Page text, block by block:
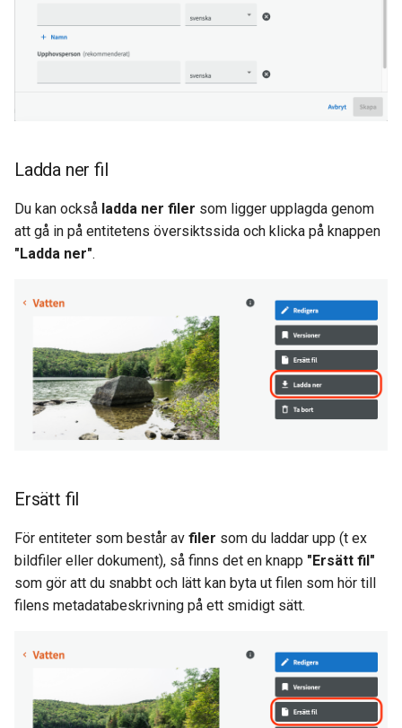
Ladda ner fil
Du kan också ladda ner filer som ligger upplagda genom
att gå in på entitetens översiktssida och klicka på knappen
"Ladda ner".
Ersätt fil
För entiteter som består av filer som du laddar upp (t ex
bildfiler eller dokument), så finns det en knapp "Ersätt fil"
som gör att du snabbt och lätt kan byta ut filen som hör till
filens metadatabeskrivning på ett smidigt sätt.